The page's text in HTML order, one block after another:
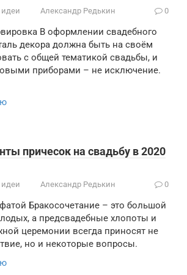
Александр Редькин 0
В оформлении свадебного
декора должна быть на своём
с общей тематикой свадьбы, и
приборами – не исключение.
причесок на свадьбу в 2020
Александр Редькин 0
Бракосочетание – это большой
а предсвадебные хлопоты и
церемонии всегда приносят не
но и некоторые вопросы.